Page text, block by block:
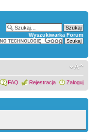
Wyszukiwarka Forum
FAQ Rejestracja Zaloguj